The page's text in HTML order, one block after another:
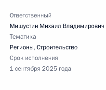
Ответственный
Мишустин Михаил Владимирович
Тематика
Регионы,Строительство
Срок исполнения
1 сентября 2025 года